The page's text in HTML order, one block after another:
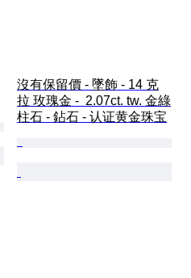
沒有保留價 - 墜飾 - 14 克
拉 玫瑰金 -  2.07ct. tw. 金綠
柱石 - 鉆石 - 认证黄金珠宝